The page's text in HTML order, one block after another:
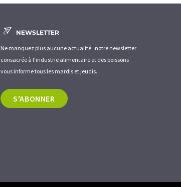
NEWSLETTER
Ne manquez plus aucune actualité : notre newsletter
consacrée à l'industrie alimentaire et des boissons
vous informe tous les mardis et jeudis.
S'ABONNER